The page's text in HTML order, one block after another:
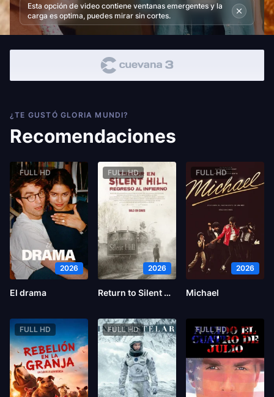
Esta opción de video contiene ventanas emergentes y la
carga es optima, puedes mirar sin cortes.
¿TE GUSTÓ GLORIA MUNDI?
Recomendaciones
FULL HD
2026
El drama
FULL HD
2026
Return to Silent Hill
FULL HD
2026
Michael
FULL HD FULL HD FULL HD